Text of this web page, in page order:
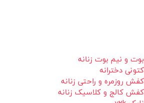
بوت و نیم بوت زنانه
کتونی دخترانه
کفش روزمره و راحتی زنانه
کفش کالج و کلاسیک زنانه